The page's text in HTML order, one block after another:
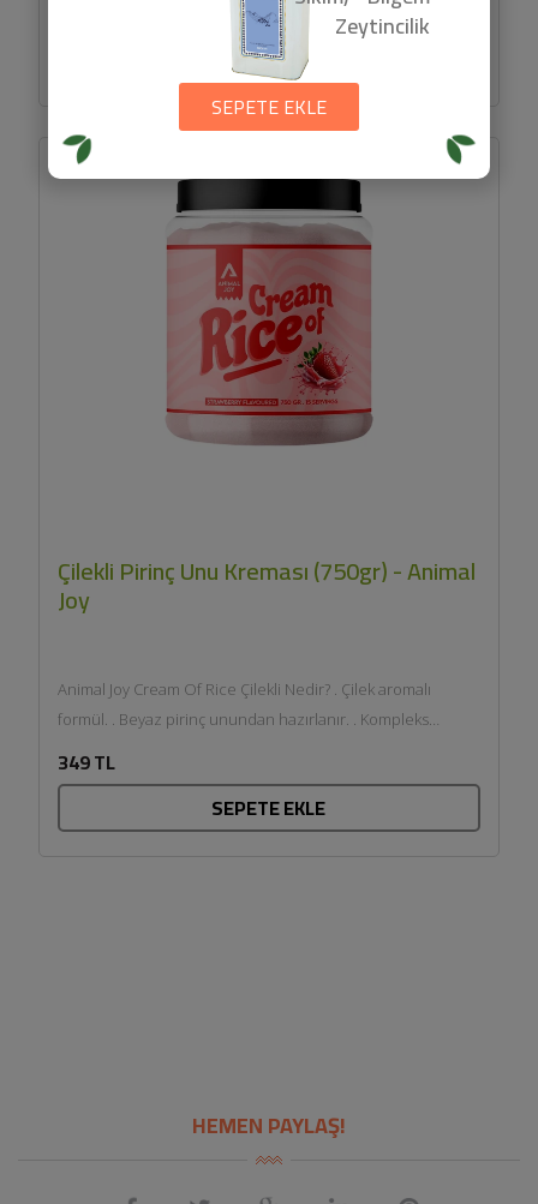
SEPETE EKLE
Çilekli Pirinç Unu Kreması (750gr) - Animal
Joy
Animal Joy Cream Of Rice Çilekli Nedir? . Çilek aromalı
formül. . Beyaz pirinç unundan hazırlanır. . Kompleks
349 TL
SEPETE EKLE
HEMEN PAYLAŞ!
Zeytincilik
SEPETE EKLE